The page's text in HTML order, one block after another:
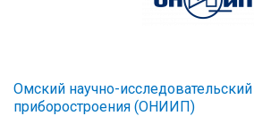
Омский научно-исследовательский
приборостроения (ОНИИП)